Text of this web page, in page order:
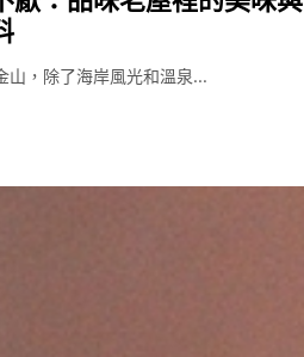
山，除了海岸風光和溫泉…